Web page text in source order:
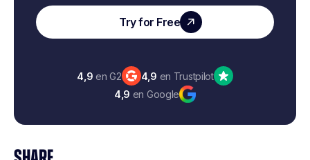
Try for Free
4,9 en G2 4,9 en Trustpilot
4,9 en Google